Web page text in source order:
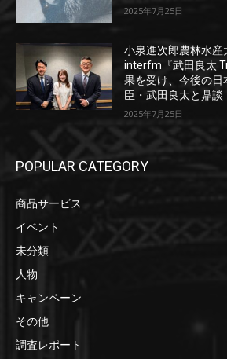
2025年7月25日
小泉進次郎農林水産
interfm『武田良太
果を受け、今後の
臣・武田良太と鼎談
2025年7月25日
POPULAR CATEGORY
商品サービス
イベント
未分類
人物
キャンペーン
その他
調査レポート